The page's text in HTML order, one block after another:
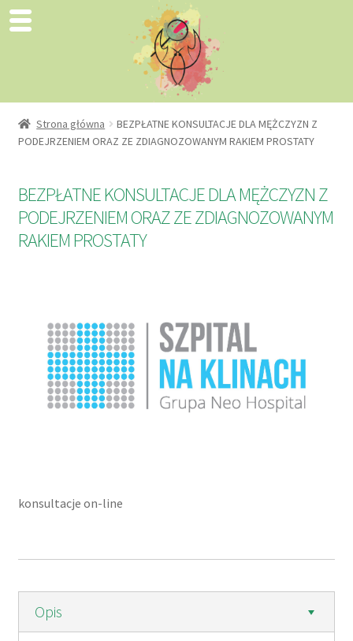
Strona główna
BEZPŁATNE KONSULTACJE DLA MĘŻCZYZN Z
PODEJRZENIEM ORAZ ZE ZDIAGNOZOWANYM RAKIEM PROSTATY
BEZPŁATNE KONSULTACJE DLA MĘŻCZYZN Z
PODEJRZENIEM ORAZ ZE ZDIAGNOZOWANYM
RAKIEM PROSTATY
konsultacje on-line
Opis